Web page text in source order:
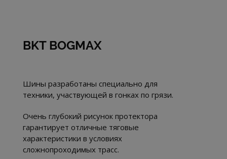
BKT BOGMAX
Шины разработаны специально для
техники, участвующей в гонках по грязи.
Очень глубокий рисунок протектора
гарантирует отличные тяговые
характеристики в условиях
сложнопроходимых трасс.